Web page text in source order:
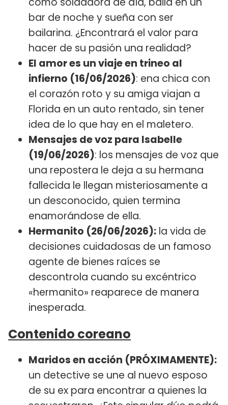
bar de noche y sueña con ser
bailarina. ¿Encontrará el valor para
hacer de su pasión una realidad?
El amor es un viaje en trineo al
infierno (16/06/2026): ena chica con
el corazón roto y su amiga viajan a
Florida en un auto rentado, sin tener
idea de lo que hay en el maletero.
Mensajes de voz para Isabelle
(19/06/2026): los mensajes de voz que
una repostera le deja a su hermana
fallecida le llegan misteriosamente a
un desconocido, quien termina
enamorándose de ella.
Hermanito (26/06/2026): la vida de
decisiones cuidadosas de un famoso
agente de bienes raíces se
descontrola cuando su excéntrico
«hermanito» reaparece de manera
inesperada.
Contenido coreano
Maridos en acción (PRÓXIMAMENTE):
un detective se une al nuevo esposo
de su ex para encontrar a quienes la